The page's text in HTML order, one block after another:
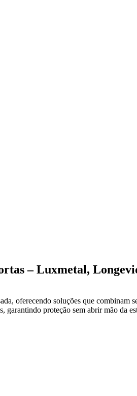
– Luxmetal,
oferecendo soluções que combinam
garantindo proteção sem abrir mão da